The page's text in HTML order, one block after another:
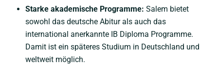
Starke akademische Programme: Salem bietet
sowohl das deutsche Abitur als auch das
international anerkannte IB Diploma Programme.
Damit ist ein späteres Studium in Deutschland und
weltweit möglich.